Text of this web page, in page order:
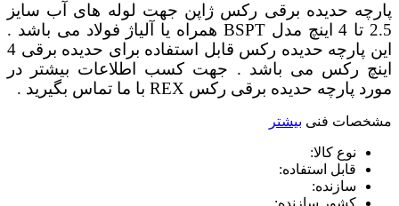
پارچه حدیده برقی رکس ژاپن جهت لوله های آب سایز
2.5 تا 4 اینچ مدل BSPT همراه یا آلیاژ فولاد می باشد .
این پارچه حدیده رکس قابل استفاده برای حدیده برقی 4
اینچ رکس می باشد . جهت کسب اطلاعات بیشتر در
مورد پارچه حدیده برقی رکس REX با ما تماس بگیرید .
مشخصات فنی بیشتر
نوع کالا:
قابل استفاده:
سازنده: